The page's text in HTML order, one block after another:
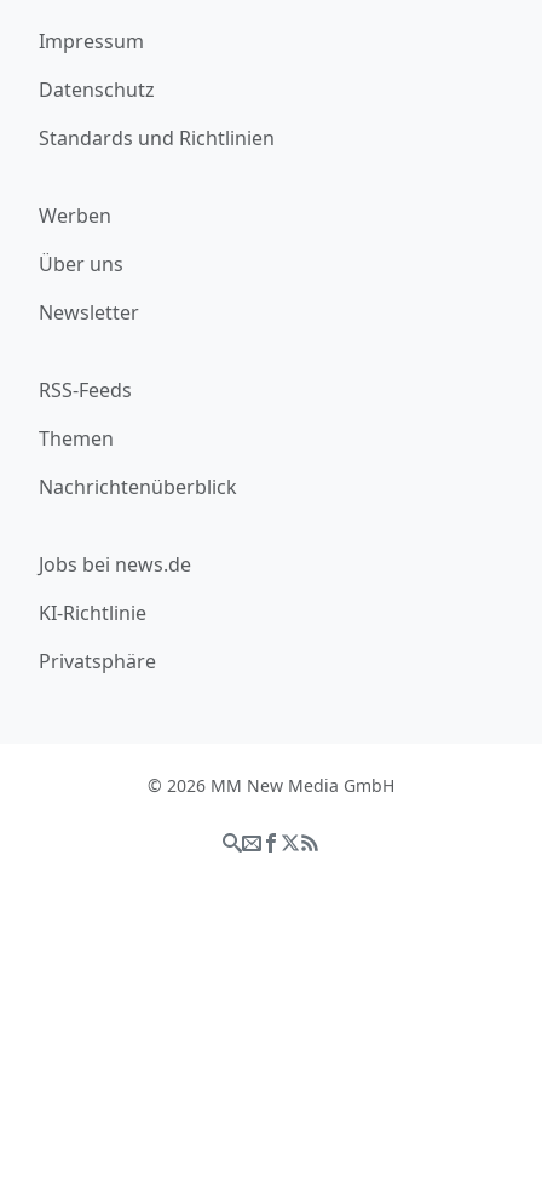
Impressum
Datenschutz
Standards und Richtlinien
Werben
Über uns
Newsletter
RSS-Feeds
Themen
Nachrichtenüberblick
Jobs bei news.de
KI-Richtlinie
Privatsphäre
© 2026 MM New Media GmbH